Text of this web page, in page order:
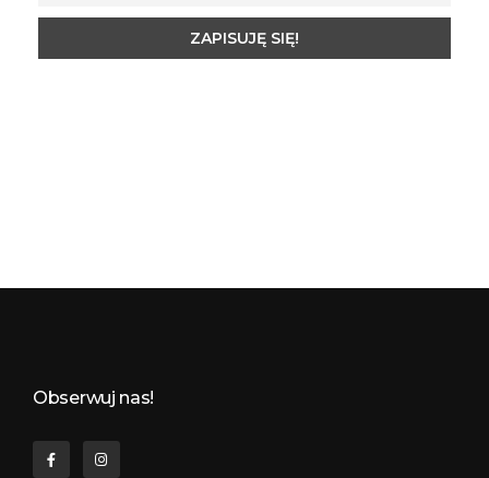
Obserwuj nas!